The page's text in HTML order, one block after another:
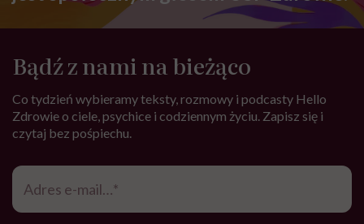
Bądź z nami na bieżąco
Co tydzień wybieramy teksty, rozmowy i podcasty Hello
Zdrowie o ciele, psychice i codziennym życiu. Zapisz się i
czytaj bez pośpiechu.
Adres
mail*